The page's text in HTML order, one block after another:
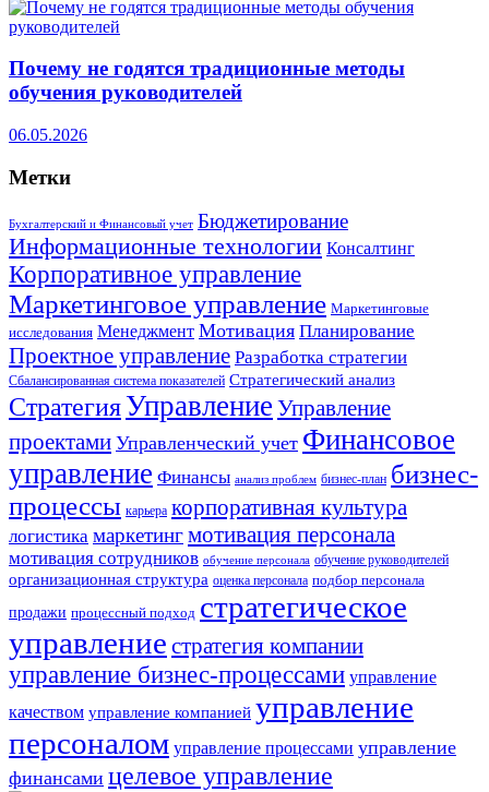
Почему не годятся традиционные методы
обучения руководителей
06.05.2026
Метки
Бухгалтерский и Финансовый учет Бюджетирование
Информационные технологии Консалтинг
Корпоративное управление
Маркетинговое управление Маркетинговые
исследования Менеджмент Мотивация Планирование
Проектное управление Разработка стратегии
Сбалансированная система показателей Стратегический анализ
СтратегияУправление Управление
проектами Управленческий учет Финансовое
управление Финансы анализ проблем бизнес-план бизнес-
процессы карьера корпоративная культура
логистика маркетингмотивация персонала
мотивация сотрудников обучение персонала обучение руководителей
организационная структура оценка персонала подбор персонала
продажи процессный подход стратегическое
управление стратегия компании
управление бизнес-процессами управление
качеством управление компанией управление
персоналом управление процессами управление
финансами целевое управление